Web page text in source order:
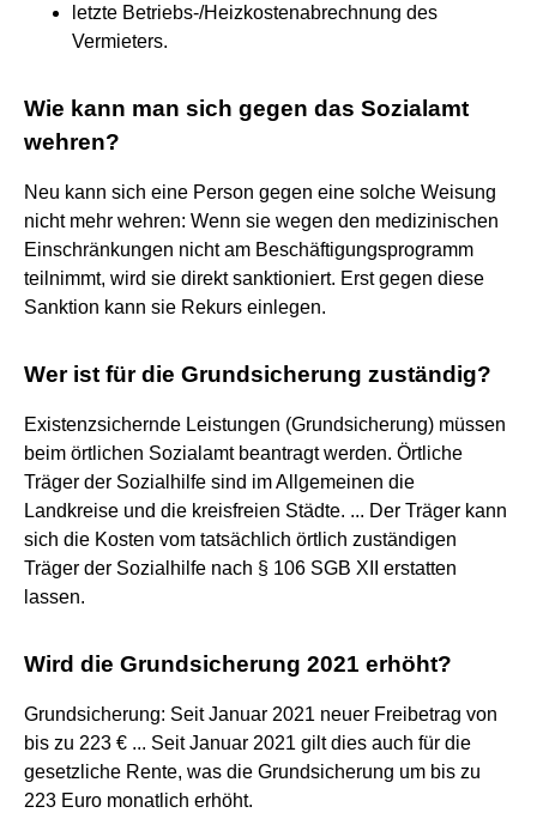
letzte Betriebs-/Heizkostenabrechnung des
Vermieters.
Wie kann man sich gegen das Sozialamt
wehren?
Neu kann sich eine Person gegen eine solche Weisung
nicht mehr wehren: Wenn sie wegen den medizinischen
Einschränkungen nicht am Beschäftigungsprogramm
teilnimmt, wird sie direkt sanktioniert. Erst gegen diese
Sanktion kann sie Rekurs einlegen.
Wer ist für die Grundsicherung zuständig?
Existenzsichernde Leistungen (Grundsicherung) müssen
beim örtlichen Sozialamt beantragt werden. Örtliche
Träger der Sozialhilfe sind im Allgemeinen die
Landkreise und die kreisfreien Städte. ... Der Träger kann
sich die Kosten vom tatsächlich örtlich zuständigen
Träger der Sozialhilfe nach § 106 SGB XII erstatten
lassen.
Wird die Grundsicherung 2021 erhöht?
Grundsicherung: Seit Januar 2021 neuer Freibetrag von
bis zu 223 € ... Seit Januar 2021 gilt dies auch für die
gesetzliche Rente, was die Grundsicherung um bis zu
223 Euro monatlich erhöht.